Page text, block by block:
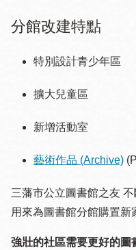
分館改建特點
特別設計青少年區
擴大兒童區
新增活動室
藝術作品 (Archive)
三藩市公立圖書館之友
用來為圖書館分館購置新
強壯的社區需要更好的圖